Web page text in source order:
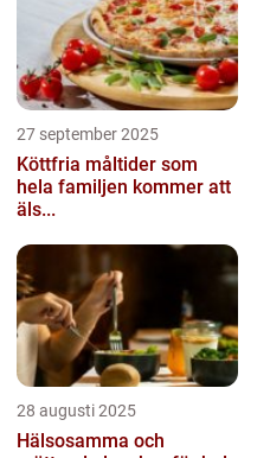
27 september 2025
Köttfria måltider som
hela familjen kommer att
äls...
28 augusti 2025
Hälsosamma och